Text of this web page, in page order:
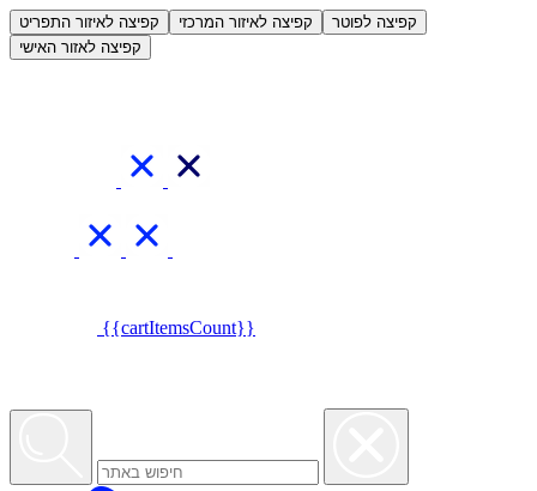
קפיצה לאיזור התפריט קפיצה לאיזור המרכזי
קפיצה לפוטר
קפיצה לאזור האישי
{{cartItemsCount}}